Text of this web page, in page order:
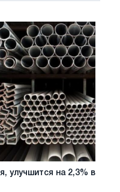
улучшится на 2,3% в